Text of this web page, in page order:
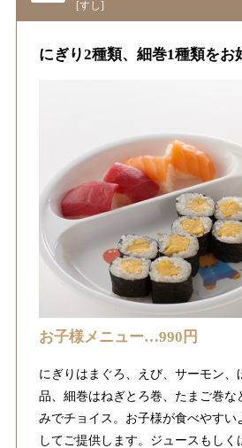
[すし]
にぎり2種類、細巻1種類をお
お子様メニュー…990円
にぎりはまぐろ、えび、サーモン、
品、細巻はねぎとろ巻、たまご巻な
みでチョイス。お子様が食べやすい
してご提供します。ジュースもし